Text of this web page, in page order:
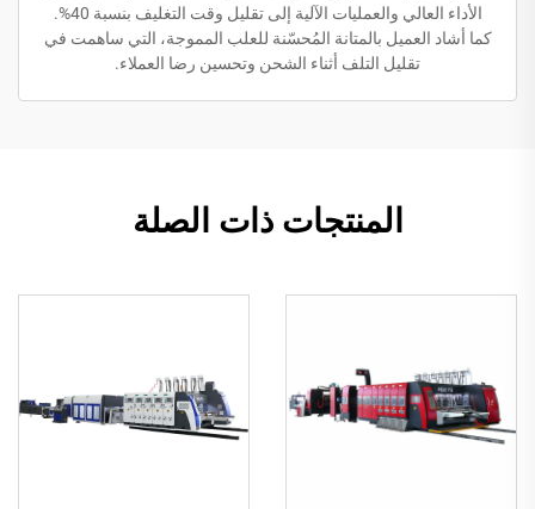
الأداء العالي والعمليات الآلية إلى تقليل وقت التغليف بنسبة 40%.
كما أشاد العميل بالمتانة المُحسّنة للعلب المموجة، التي ساهمت في
تقليل التلف أثناء الشحن وتحسين رضا العملاء.
المنتجات ذات الصلة